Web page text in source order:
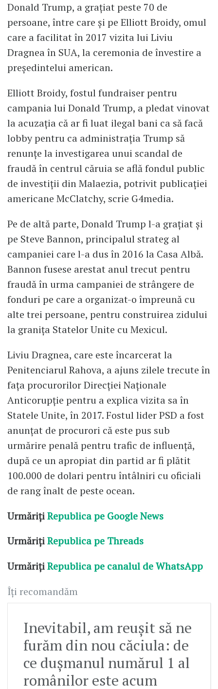
Donald Trump, a grațiat peste 70 de
persoane, între care și pe Elliott Broidy, omul
care a facilitat în 2017 vizita lui Liviu
Dragnea în SUA, la ceremonia de învestire a
președintelui american.
Elliott Broidy, fostul fundraiser pentru
campania lui Donald Trump, a pledat vinovat
la acuzația că ar fi luat ilegal bani ca să facă
lobby pentru ca administrația Trump să
renunțe la investigarea unui scandal de
fraudă în centrul căruia se află fondul public
de investiții din Malaezia, potrivit publicației
americane McClatchy, scrie G4media.
Pe de altă parte, Donald Trump l-a grațiat și
pe Steve Bannon, principalul strateg al
campaniei care l-a dus în 2016 la Casa Albă.
Bannon fusese arestat anul trecut pentru
fraudă în urma campaniei de strângere de
fonduri pe care a organizat-o împreună cu
alte trei persoane, pentru construirea zidului
la graniţa Statelor Unite cu Mexicul.
Liviu Dragnea, care este încarcerat la
Penitenciarul Rahova, a ajuns zilele trecute în
fața procurorilor Direcției Naționale
Anticorupție pentru a explica vizita sa în
Statele Unite, în 2017. Fostul lider PSD a fost
anunțat de procurori că este pus sub
urmărire penală pentru trafic de influență,
după ce un apropiat din partid ar fi plătit
100.000 de dolari pentru întâlniri cu oficiali
de rang înalt de peste ocean.
UrmărițiRepublica pe Google News
UrmărițiRepublica pe Threads
UrmărițiRepublica pe canalul de WhatsApp
Îți recomandăm
Inevitabil, am reușit să ne
furăm din nou căciula: de
ce dușmanul numărul 1 al
românilor este acum